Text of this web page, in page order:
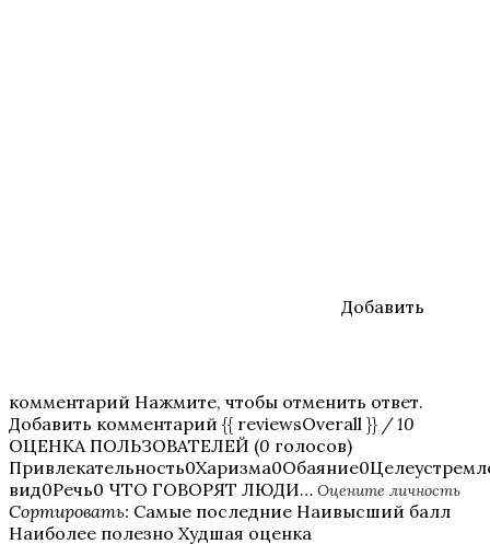
Добавить
комментарий Нажмите, чтобы отменить ответ.
Добавить комментарий {{ reviewsOverall }} / 10
ОЦЕНКА ПОЛЬЗОВАТЕЛЕЙ (0 голосов)
вид0Речь0 ЧТО ГОВОРЯТ ЛЮДИ… Оцените личность
Сортировать: Самые последние Наивысший балл
Наиболее полезно Худшая оценка